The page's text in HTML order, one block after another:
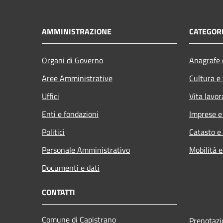
AMMINISTRAZIONE
Organi di Governo
Aree Amministrative
Uffici
Enti e fondazioni
Politici
Personale Amministrativo
Documenti e dati
Cultura
Vita
Imprese
Catasto
Mobilità
CONTATTI
Comune di Capistrano